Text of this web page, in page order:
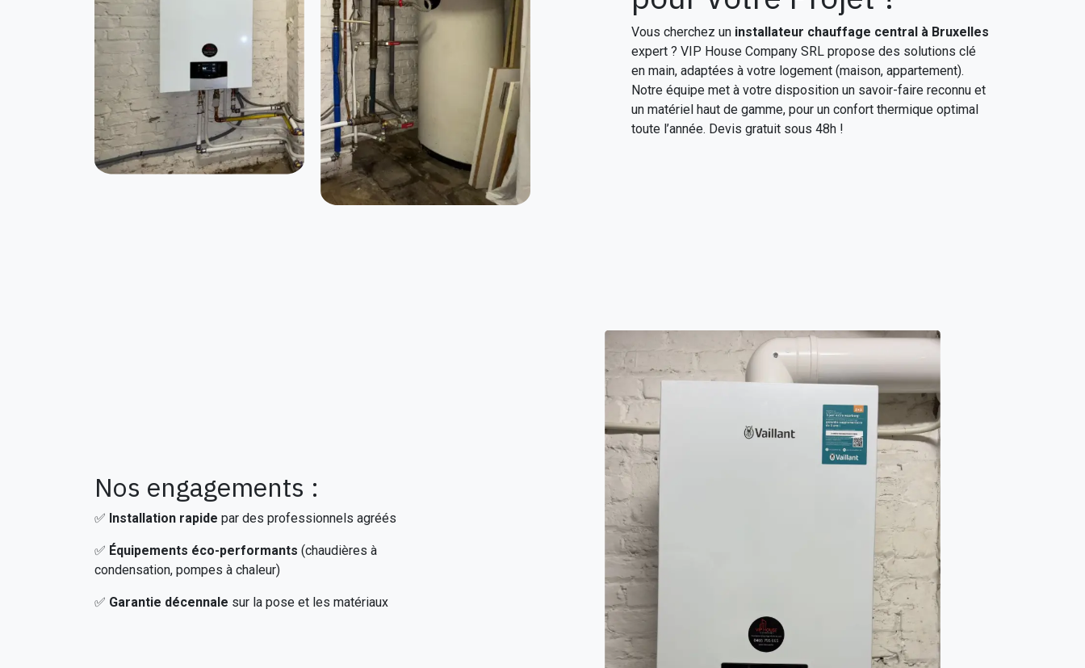
Vous cherchez un installateur chauffage central à Bruxelles
expert ? VIP House Company SRL propose des solutions clé
en main, adaptées à votre logement (maison, appartement).
Notre équipe met à votre disposition un savoir-faire reconnu et
un matériel haut de gamme, pour un confort thermique optimal
toute l’année. Devis gratuit sous 48h !
Nos engagements :
✅ Installation rapide par des professionnels agréés
✅ Équipements éco-performants (chaudières à
condensation, pompes à chaleur)
✅ Garantie décennale sur la pose et les matériaux